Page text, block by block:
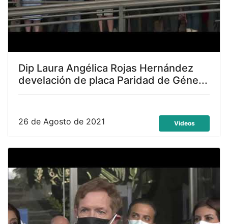
Dip Laura Angélica Rojas Hernández
develación de placa Paridad de Géne...
26 de Agosto de 2021 Videos